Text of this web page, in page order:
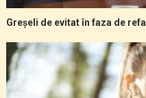
Greșeli de evitat în faza de